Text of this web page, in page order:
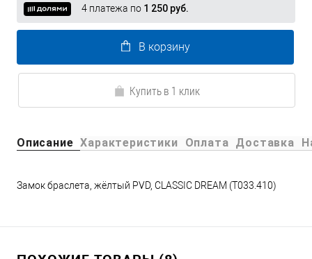
4 платежа по 1 250 руб.
В корзину
Купить в 1 клик
Описание Характеристики Оплата Доставка
Замок браслета, жёлтый PVD, CLASSIC DREAM (T033.410)